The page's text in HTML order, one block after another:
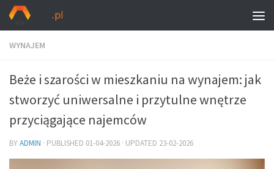
WYNAJEM
Beże i szarości w mieszkaniu na wynajem: jak
stworzyć uniwersalne i przytulne wnętrze
przyciągające najemców
BYADMIN · PUBLISHED 01-04-2026 · UPDATED 23-02-2026